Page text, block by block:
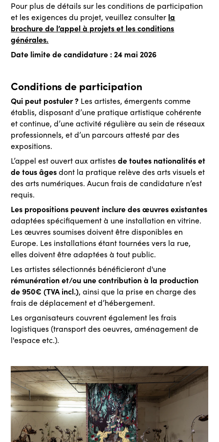
Pour plus de détails sur les conditions de participation
et les exigences du projet, veuillez consulter la
brochure de l’appel à projets et les conditions
générales.
Date limite de candidature : 24 mai 2026
Conditions de participation
Qui peut postuler ? Les artistes, émergents comme
établis, disposant d’une pratique artistique cohérente
et continue, d’une activité régulière au sein de réseaux
professionnels, et d’un parcours attesté par des
expositions.
L’appel est ouvert aux artistesde toutes nationalités et
de tous âgesdont la pratique relève des arts visuels et
des arts numériques. Aucun frais de candidature n’est
requis.
Les propositions peuvent incluredes œuvres existantes
adaptées spécifiquement à une installation en vitrine.
Les œuvres soumises doivent être disponibles en
Europe. Les installations étant tournées vers la rue,
elles doivent être adaptées à tout public.
Les artistes sélectionnés bénéficieront d'une
rémunération et/ou une contribution à la production
de 950€ (TVA incl.), ainsi que la prise en charge des
frais de déplacement et d’hébergement.
Les organisateurs couvrent également les frais
logistiques (transport des oeuvres, aménagement de
l'espace etc.).